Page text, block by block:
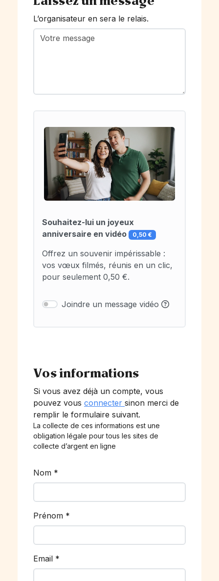
L’organisateur en sera le relais.
Souhaitez-lui un joyeux
anniversaire en vidéo
0,50 €
Offrez un souvenir impérissable :
vos vœux filmés, réunis en un clic,
pour seulement 0,50 €.
Joindre un message vidéo
Vos informations
Si vous avez déjà un compte, vous
pouvez vous connecter sinon merci de
remplir le formulaire suivant.
La collecte de ces informations est une
obligation légale pour tous les sites de
collecte d’argent en ligne
Nom *
Prénom *
Email *